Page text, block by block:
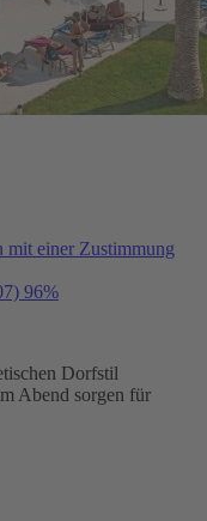
mit einer Zustimmung
96%
Dorfstil
Abend sorgen für